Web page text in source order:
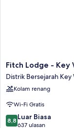
Fitch
Lodge
-
Key
Historic
Inns
Distrik
Fitch Lodge - Key
Distrik Bersejarah Key
Kolam renang
Wi-Fi Gratis
8.8
dari
8,8 Luar Biasa
637 ulasan